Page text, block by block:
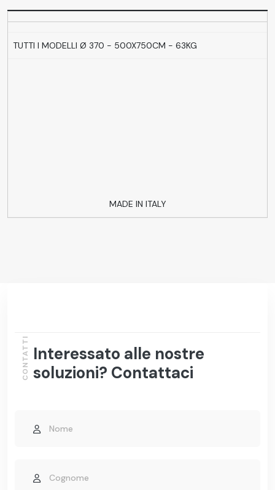
TUTTI I MODELLI Ø 370 - 500X750CM - 63KG
MADE IN ITALY
Interessato alle nostre
soluzioni? Contattaci
CONTATTI